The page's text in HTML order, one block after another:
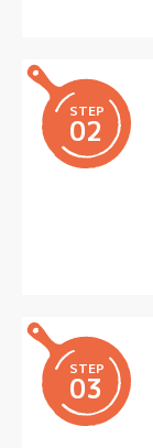
STEP
02
STEP
03